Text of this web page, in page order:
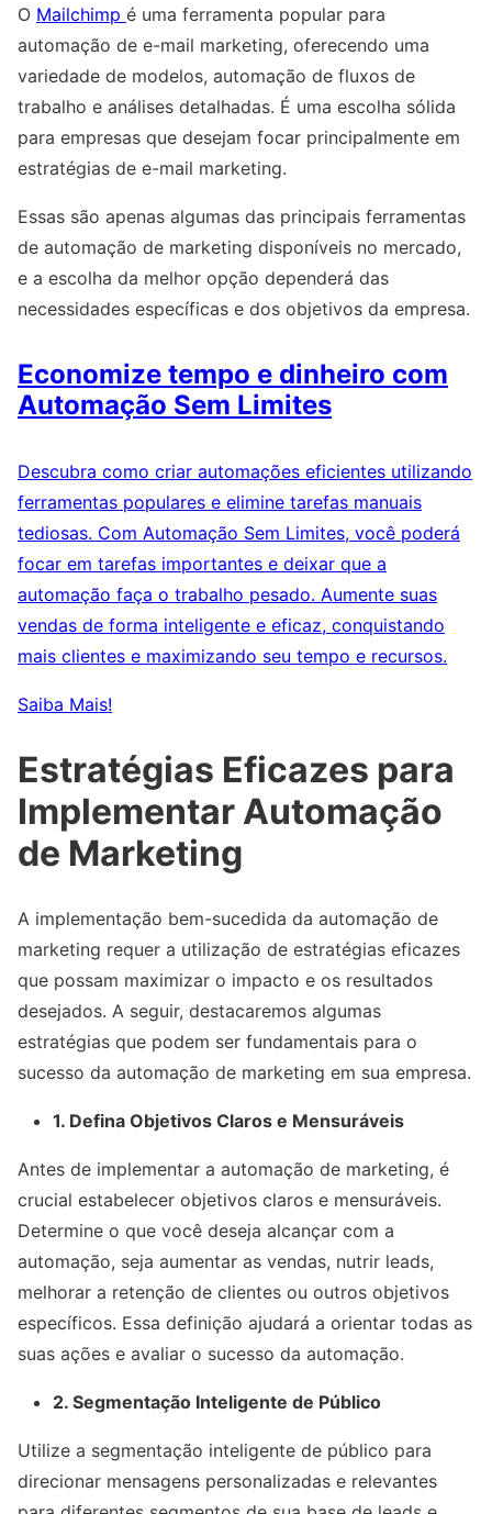
O Mailchimp é uma ferramenta popular para
automação de e-mail marketing, oferecendo uma
variedade de modelos, automação de fluxos de
trabalho e análises detalhadas. É uma escolha sólida
para empresas que desejam focar principalmente em
estratégias de e-mail marketing.
Essas são apenas algumas das principais ferramentas
de automação de marketing disponíveis no mercado,
e a escolha da melhor opção dependerá das
necessidades específicas e dos objetivos da empresa.
Economize tempo e dinheiro com
Automação Sem Limites
Descubra como criar automações eficientes utilizando
ferramentas populares e elimine tarefas manuais
tediosas. Com Automação Sem Limites, você poderá
focar em tarefas importantes e deixar que a
automação faça o trabalho pesado. Aumente suas
vendas de forma inteligente e eficaz, conquistando
mais clientes e maximizando seu tempo e recursos.
Saiba Mais!
Estratégias Eficazes para
Implementar Automação
de Marketing
A implementação bem-sucedida da automação de
marketing requer a utilização de estratégias eficazes
que possam maximizar o impacto e os resultados
desejados. A seguir, destacaremos algumas
estratégias que podem ser fundamentais para o
sucesso da automação de marketing em sua empresa.
1. Defina Objetivos Claros e Mensuráveis
Antes de implementar a automação de marketing, é
crucial estabelecer objetivos claros e mensuráveis.
Determine o que você deseja alcançar com a
automação, seja aumentar as vendas, nutrir leads,
melhorar a retenção de clientes ou outros objetivos
específicos. Essa definição ajudará a orientar todas as
suas ações e avaliar o sucesso da automação.
2. Segmentação Inteligente de Público
Utilize a segmentação inteligente de público para
direcionar mensagens personalizadas e relevantes